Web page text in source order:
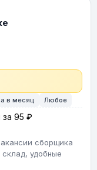
в месяц Любое
95 ₽
сборщика
удобные